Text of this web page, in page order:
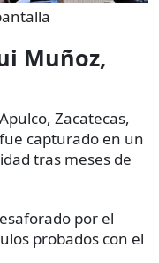
Muñoz,
Zacatecas,
capturado en un
tras meses de
por el
probados con el